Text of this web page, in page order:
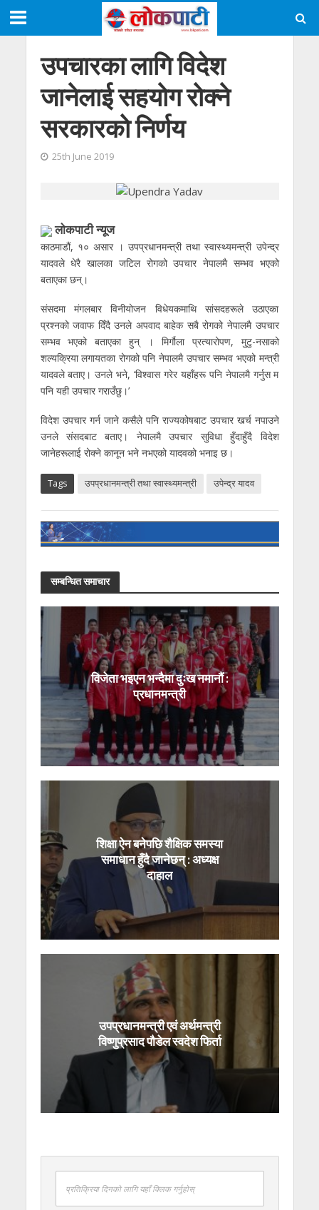
उपचारका लागि विदेश
जानेलाई सहयाेग राेक्ने
सरकारकाे निर्णय
25th June 2019
लाेकपाटी न्यूज
काठमाडौं, १० असार । उपप्रधानमन्त्री तथा स्वास्थ्यमन्त्री उपेन्द्र
यादवले धेरै खालका जटिल रोगको उपचार नेपालमै सम्भव भएको
बताएका छन्।
संसदमा मंगलबार विनीयोजन विधेयकमाथि सांसदहरूले उठाएका
प्रश्नको जवाफ दिँदै उनले अपवाद बाहेक सबै रोगको नेपालमै उपचार
सम्भव भएको बताएका हुन् । मिर्गौला प्रत्यारोपण, मुटु-नसाको
शल्यक्रिया लगायतका रोगको पनि नेपालमै उपचार सम्भव भएको मन्त्री
यादवले बताए। उनले भने, ‘विश्वास गरेर यहाँहरू पनि नेपालमै गर्नुस म
पनि यही उपचार गराउँछु।’
विदेश उपचार गर्न जाने कसैले पनि राज्यकोषबाट उपचार खर्च नपाउने
उनले संसदबाट बताए। नेपालमै उपचार सुविधा हुँदाहुँदै विदेश
जानेहरूलाई रोक्ने कानून भने नभएको यादवको भनाइ छ।
Tags उपप्रधानमन्त्री तथा स्वास्थ्यमन्त्री उपेन्द्र यादव
सम्बन्धित समाचार
विजेता भइएन भन्दैमा दुःख नमानौं :
प्रधानमन्त्री
शिक्षा ऐन बनेपछि शैक्षिक समस्या
समाधान हुँदै जानेछन् : अध्यक्ष
दाहाल
उपप्रधानमन्त्री एवं अर्थमन्त्री
विष्णुप्रसाद पौडेल स्वदेश फिर्ता
प्रतिक्रिया दिनको लागि यहाँ क्लिक गर्नुहोस्